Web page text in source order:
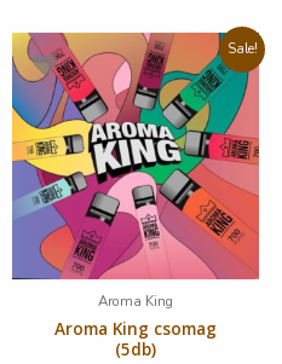
Sale!
Aroma King
Aroma King csomag
(5db)